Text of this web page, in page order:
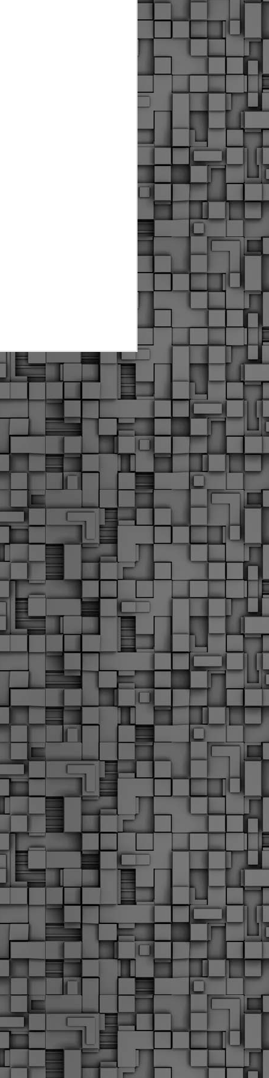
αστυνομικούς, οι οποίοι έχουν
εκπαίδευσή τους και
καθήκοντα.
ο Δήμος παρέλαβε τρία
οποία θα χρησιμοποιούνται για
τις προηγούμενες ημέρες
πρόστιμα για 11 διοικητικές
παραβάσεις που έλαβαν
εργασιών από εργολαβικά
συνεργεία και οι οποίες
αφορούσαν εκτέλεση
εργασιών χωρίς νόμιμη
σήμανση και στην απόθεση
υλικών – εργαλείων εκτός του
προβλεπόμενου εργοταξίου.